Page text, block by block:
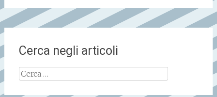
Cerca negli articoli
Ricerca